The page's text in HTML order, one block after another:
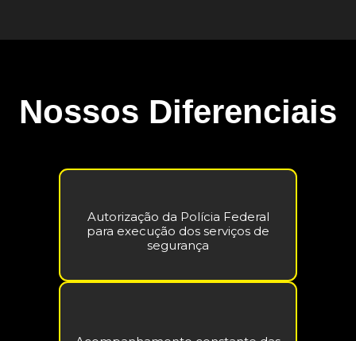
Nossos Diferenciais
Autorização da Polícia Federal
para execução dos serviços de
segurança